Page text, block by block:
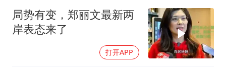
胡彦斌韩磊 谁帮谁
夯实基础开新局
局势有变，郑丽文最新两
岸表态来了
打开APP